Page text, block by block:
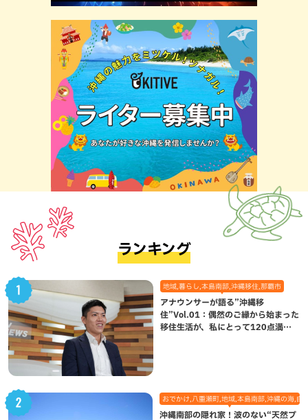
ランキング
地域,暮らし,本島南部,沖縄移住,那覇市
アナウンサーが語る”沖縄移
住”Vol.01：偶然のご縁から始まった
移住生活が、私にとって120点満点
おでかけ,八重瀬町,地域,本島南部,沖縄の海,自
沖縄南部の隠れ家！波のない“天然プ